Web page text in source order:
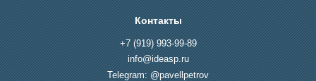
Контакты
+7 (919) 993-99-89
info@ideasp.ru
Telegram: @pavellpetrov